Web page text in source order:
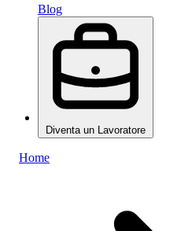
Blog
Diventa un Lavoratore
Home